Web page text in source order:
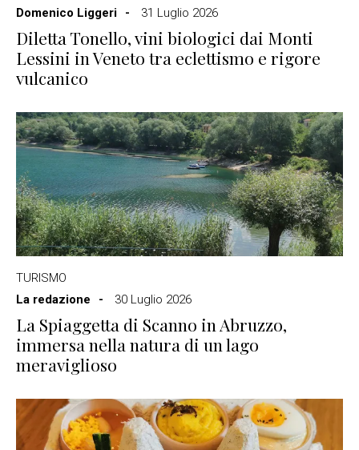
Domenico Liggeri
31 Luglio 2026
Diletta Tonello, vini biologici dai Monti
Lessini in Veneto tra eclettismo e rigore
vulcanico
TURISMO
La redazione
30 Luglio 2026
La Spiaggetta di Scanno in Abruzzo,
immersa nella natura di un lago
meraviglioso